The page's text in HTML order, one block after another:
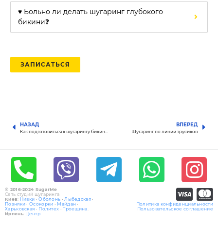
♥️ Больно ли делать шугаринг глубокого
бикини❓
ЗАПИСАТЬСЯ
НАЗАД
Как подготовиться к шугарингу бикини?
ВПЕРЕД
Шугаринг по линии трусиков
© 2016-2024 SugarMe
Сеть студий шугаринга
Киев: Нивки •Оболонь •Лыбедская•
Позняки •Осокорки • Майдан •
Харьковская • Политех •Троещина.
Ирпень: Центр
Политика конфиденциальности
Пользовательское соглашение